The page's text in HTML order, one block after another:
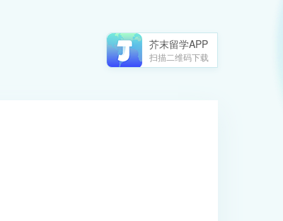
芥末留学APP
扫描二维码下载